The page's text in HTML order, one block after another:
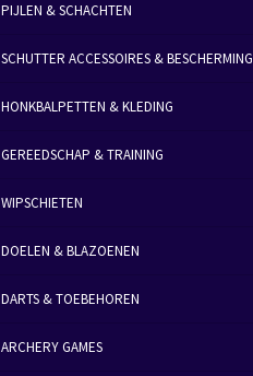
PIJLEN & SCHACHTEN
SCHUTTER ACCESSOIRES & BESCHERMING
HONKBALPETTEN & KLEDING
GEREEDSCHAP & TRAINING
WIPSCHIETEN
DOELEN & BLAZOENEN
DARTS & TOEBEHOREN
ARCHERY GAMES